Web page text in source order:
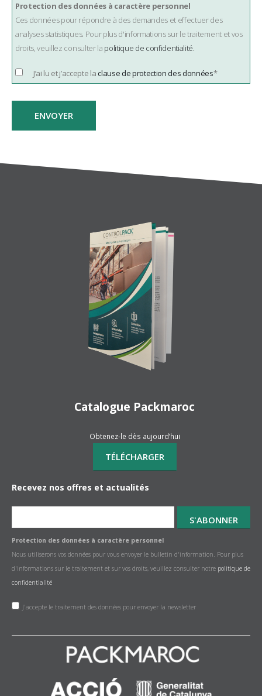
Protection des données à caractère personnel
Ces données pour répondre à des demandes et effectuer des
analyses statistiques. Pour plus d'informations sur le traitement et vos
droits, veuillez consulter la politique de confidentialité.
J’ai lu et j’accepte laclause de protection des données*
Recevez nos offres et actualités
Protection des données à caractère personnel
Nous utiliserons vos données pour vous envoyer le bulletin d'information. Pour plus
d'informations sur le traitement et sur vos droits, veuillez consulter notre politique de
confidentialité
J'accepte le traitement des données pour envoyer la newsletter
Catalogue Packmaroc
Obtenez-le dès aujourd’hui